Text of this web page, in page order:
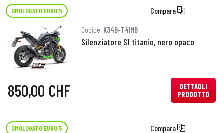
OMOLOGATO EURO 5 Compara
Codice: K34B-T41MB
Silenziatore S1 titanio, nero opaco
850,00 CHF
DETTAGLI
PRODOTTO
OMOLOGATO EURO 5 Compara